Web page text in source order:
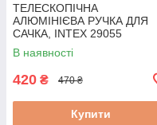
ТЕЛЕСКОПІЧНА
АЛЮМІНІЄВА РУЧКА ДЛЯ
САЧКА, INTEX 29055
В наявності
420 ₴ 470 ₴
Купити